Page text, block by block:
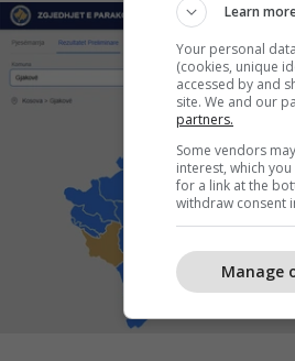
Learn
Your personal
(cookies, unique
accessed by and
site. We and our
partners.
Some vendors
interest, which
for a link at the
withdraw consent
Manage